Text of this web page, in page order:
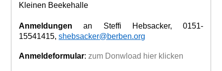
Kleinen Beekehalle
Anmeldungen an Steffi Hebsacker, 0151-
15541415,shebsacker@berben.org
Anmeldeformular: zum Donwload hier klicken